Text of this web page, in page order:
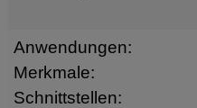
Anwendungen:
Merkmale:
Schnittstellen: